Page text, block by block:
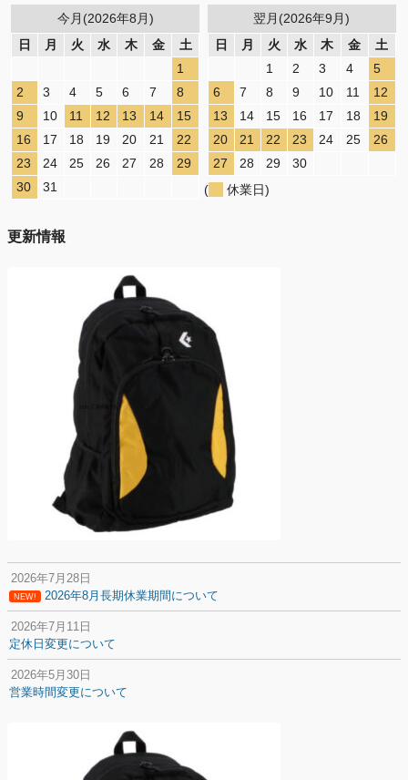
今月(2026年8月)
日
月 火 水 木 金
土
1
2
3 4 5 6 7
8
9
10 11 12 13 14
15
16
17 18 19 20 21
22
23
24 25 26 27 28
29
30
31
翌月(2026年9月)
日
月 火 水 木 金
土
1
2 3 4
5
6
7 8 9 10 11
12
13
14 15 16 17 18
19
20
21 22 23 24 25
26
27
28 29
30
(
休業日)
更新情報
2026年7月28日
NEW! 2026年8月長期休業期間について
2026年7月11日
定休日変更について
2026年5月30日
営業時間変更について
2025年12月11日